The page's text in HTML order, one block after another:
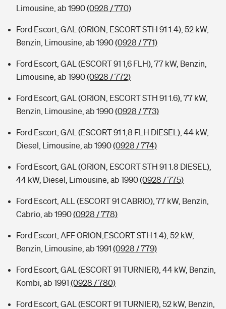
Limousine, ab 1990(0928 / 770)
Ford Escort, GAL (ORION, ESCORT STH 91 1.4), 52 kW,
Benzin, Limousine, ab 1990(0928 / 771)
Ford Escort, GAL (ESCORT 91 1,6 FLH), 77 kW, Benzin,
Limousine, ab 1990(0928 / 772)
Ford Escort, GAL (ORION, ESCORT STH 91 1.6), 77 kW,
Benzin, Limousine, ab 1990(0928 / 773)
Ford Escort, GAL (ESCORT 91 1,8 FLH DIESEL), 44 kW,
Diesel, Limousine, ab 1990(0928 / 774)
Ford Escort, GAL (ORION, ESCORT STH 91 1.8 DIESEL),
44 kW, Diesel, Limousine, ab 1990(0928 / 775)
Ford Escort, ALL (ESCORT 91 CABRIO), 77 kW, Benzin,
Cabrio, ab 1990(0928 / 778)
Ford Escort, AFF ORION,ESCORT STH 1.4), 52 kW,
Benzin, Limousine, ab 1991 (0928 / 779)
Ford Escort, GAL (ESCORT 91 TURNIER), 44 kW, Benzin,
Kombi, ab 1991 (0928 / 780)
Ford Escort, GAL (ESCORT 91 TURNIER), 52 kW, Benzin,